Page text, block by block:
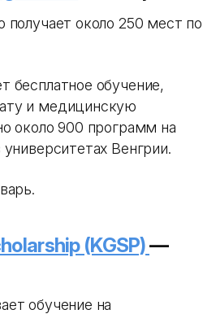
получает около 250 мест по
бесплатное обучение,
и медицинскую
около 900 программ на
Венгрии.
(KGSP)—
обучение на